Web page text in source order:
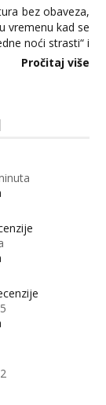
bez obaveza,
vremenu kad se
noći strasti“ i
žene, a što
Pročitaj više